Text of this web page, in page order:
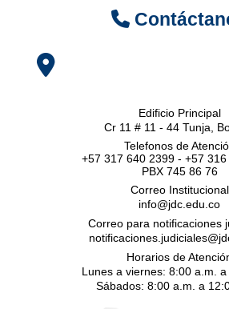
Edificio Principal
Cr 11 # 11 - 44 Tunja,
Telefonos de
+57 317 640 2399 - +57
PBX 745 86 76
Correo Institucional
info@jdc.edu.co
Correo para notificaciones
Horarios de
Lunes a viernes: 8:00 a.m.
Sábados: 8:00 a.m. a